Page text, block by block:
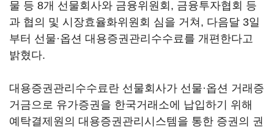
물 등 8개 선물회사와 금융위원회, 금융투자협회 등
과 협의 및 시장효율화위원회 심을 거쳐, 다음달 3일
부터 선물·옵션 대용증권관리수수료를 개편한다고
밝혔다.
대용증권관리수수료란 선물회사가 선물·옵션 거래증
거금으로 유가증권을 한국거래소에 납입하기 위해
예탁결제원의 대용증권관리시스템을 통한 증권의 권